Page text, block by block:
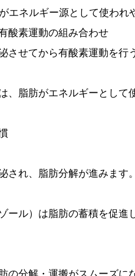
エネルギー源として使われ
酸素運動の組み合わせ
させてから有酸素運動を行
、脂肪がエネルギーとして
され、脂肪分解が進みます
ール）は脂肪の蓄積を促